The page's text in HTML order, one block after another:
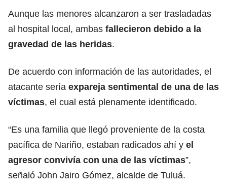
Aunque las menores alcanzaron a ser trasladadas
al hospital local, ambas fallecieron debido a la
gravedad de las heridas.
De acuerdo con información de las autoridades, el
atacante sería expareja sentimental de una de las
víctimas, el cual está plenamente identificado.
“Es una familia que llegó proveniente de la costa
pacífica de Nariño, estaban radicados ahí y el
agresor convivía con una de las víctimas”,
señaló John Jairo Gómez, alcalde de Tuluá.